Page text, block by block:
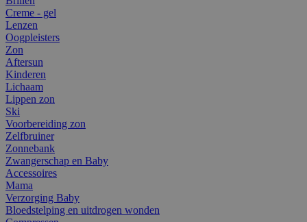
Creme - gel
Lenzen
Oogpleisters
Zon
Aftersun
Kinderen
Lichaam
Lippen zon
Ski
Voorbereiding zon
Zelfbruiner
Zonnebank
Zwangerschap en Baby
Accessoires
Mama
Verzorging Baby
Bloedstelping en uitdrogen wonden